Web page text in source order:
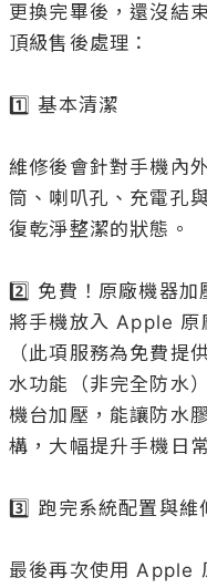
更換完畢後，還沒結
頂級售後處理：
1️⃣ 基本清潔
維修後會針對手機內
筒、喇叭孔、充電孔
復乾淨整潔的狀態。
2️⃣ 免費！原廠機器加
將手機放入 Apple 原
（此項服務為免費提
水功能（非完全防水
機台加壓，能讓防水
構，大幅提升手機日
3️⃣ 跑完系統配置與維
最後再次使用 Apple